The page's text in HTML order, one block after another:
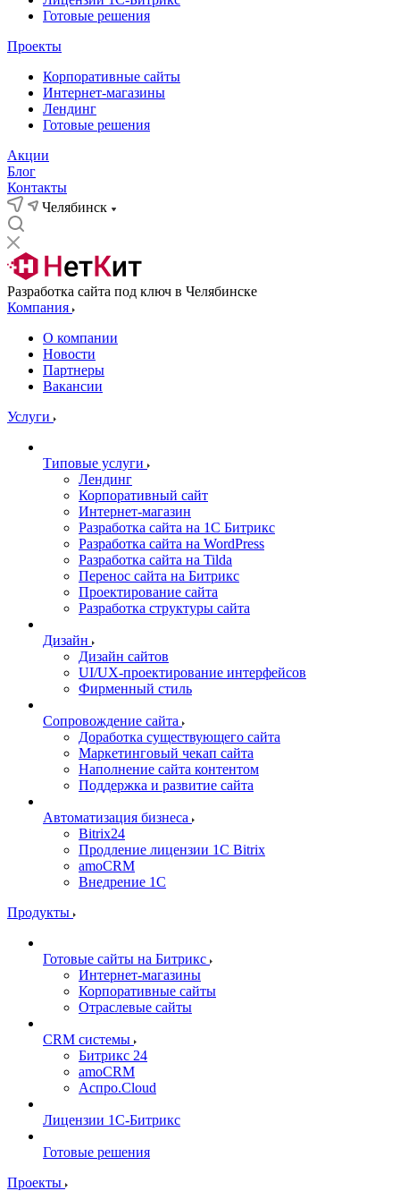
Готовые решения
Проекты
Корпоративные сайты
Интернет-магазины
Лендинг
Готовые решения
Акции
Блог
Контакты
Челябинск
Разработка сайта под ключ в Челябинске
Компания
О компании
Новости
Партнеры
Вакансии
Услуги
Типовые услуги
Лендинг
Корпоративный сайт
Интернет-магазин
Разработка сайта на 1С Битрикс
Разработка сайта на WordPress
Разработка сайта на Tilda
Перенос сайта на Битрикс
Проектирование сайта
Разработка структуры сайта
Дизайн
Дизайн сайтов
UI/UX-проектирование интерфейсов
Фирменный стиль
Сопровождение сайта
Доработка существующего сайта
Маркетинговый чекап сайта
Наполнение сайта контентом
Поддержка и развитие сайта
Автоматизация бизнеса
Bitrix24
Продление лицензии 1C Bitrix
amoCRM
Внедрение 1C
Продукты
Готовые сайты на Битрикс
Интернет-магазины
Корпоративные сайты
Отраслевые сайты
CRM системы
Битрикс 24
amoCRM
Аспро.Cloud
Лицензии 1С-Битрикс
Готовые решения
Проекты